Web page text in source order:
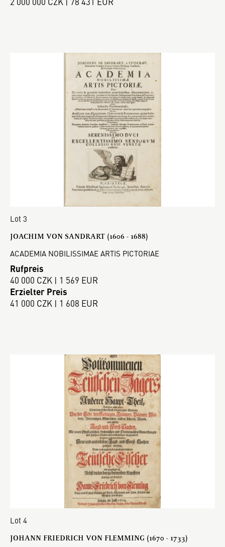
Lot 3
JOACHIM VON SANDRART (1606 - 1688)
ACADEMIA NOBILISSIMAE ARTIS PICTORIAE
Rufpreis
40 000 CZK | 1 569 EUR
Erzielter Preis
41 000 CZK | 1 608 EUR
Lot 4
JOHANN FRIEDRICH VON FLEMMING (1670 - 1733)